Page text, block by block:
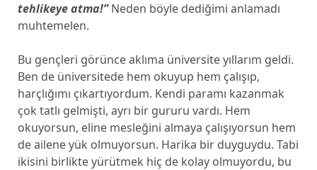
tehlikeye atma!”Neden böyle dediğimi anlamadı
muhtemelen.
Bu gençleri görünce aklıma üniversite yıllarım geldi.
Ben de üniversitede hem okuyup hem çalışıp,
harçlığımı çıkartıyordum. Kendi paramı kazanmak
çok tatlı gelmişti, ayrı bir gururu vardı. Hem
okuyorsun, eline mesleğini almaya çalışıyorsun hem
de ailene yük olmuyorsun. Harika bir duyguydu. Tabi
ikisini birlikte yürütmek hiç de kolay olmuyordu, bu